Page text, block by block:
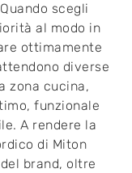
scegli
al modo in
ottimamente
diverse
zona cucina,
funzionale
A rendere la
di Miton
brand, oltre